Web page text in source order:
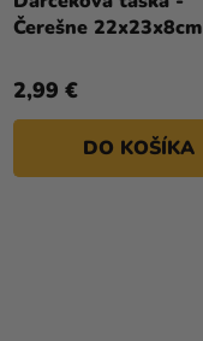
Čerešne 22x23x8cm
2,99 €
DO KOŠÍKA